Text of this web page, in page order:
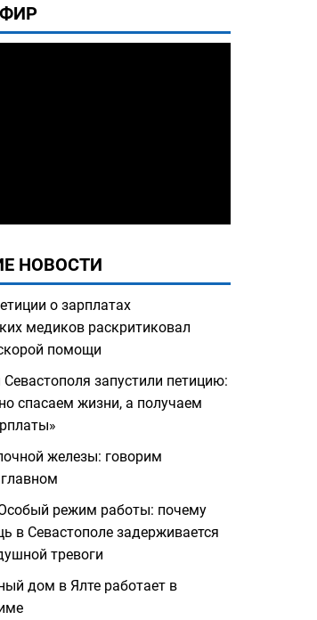
НОВОСТИ
о зарплатах
медиков раскритиковал
помощи
запустили петицию:
спасаем жизни, а получаем
железы: говорим
режим работы: почему
в Севастополе задерживается
тревоги
дом в Ялте работает в